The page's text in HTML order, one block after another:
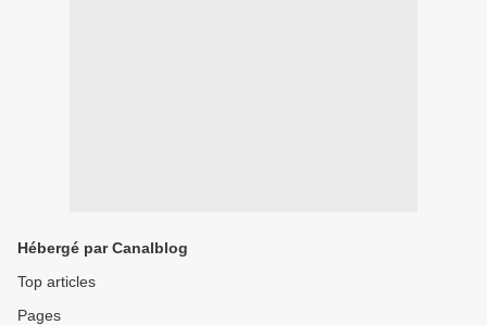
Hébergé par Canalblog
Top articles
Pages